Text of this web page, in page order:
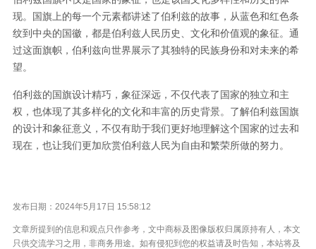
现。国旗上的每一个元素都讲述了伯利兹的故事，从蓝色和红色条
纹到中央的国徽，都是伯利兹人民历史、文化和价值观的象征。通
过这面旗帜，伯利兹向世界展示了其独特的民族身份和对未来的希
望。
伯利兹的国旗设计精巧，象征深远，不仅代表了国家的独立和主
权，也体现了其多样化的文化和丰富的历史背景。了解伯利兹国旗
的设计和象征意义，不仅有助于我们更好地理解这个国家的过去和
现在，也让我们更加欣赏伯利兹人民为自由和繁荣所做的努力。
发布日期：2024年5月17日 15:58:12
文章所提到的信息和观点只作参考，文中商标及图像版权归属原持有人，本文
只供交流学习之用，非商务用途。如有侵犯到您的权益请及时告知，本站将及